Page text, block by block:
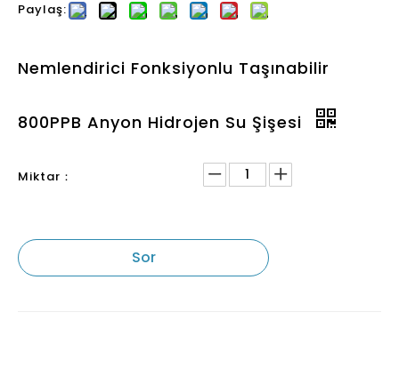
Paylaş:
Nemlendirici Fonksiyonlu Taşınabilir
800PPB Anyon Hidrojen Su Şişesi
Miktar：
Sor